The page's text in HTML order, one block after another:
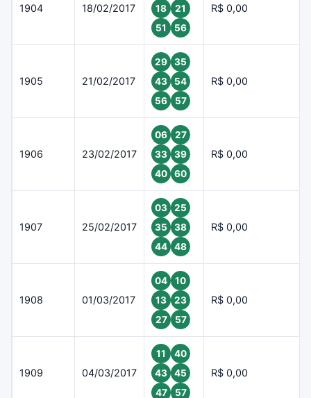
1904 18/02/2017
18
21
51
56
R$ 0,00
1905 21/02/2017
29
35
43
54
56
57
R$ 0,00
1906 23/02/2017
06
27
33
39
40
60
R$ 0,00
1907 25/02/2017
03
25
35
38
44
48
R$ 0,00
1908 01/03/2017
04
10
13
23
27
57
R$ 0,00
1909 04/03/2017
11
40
43
45
47
57
R$ 0,00